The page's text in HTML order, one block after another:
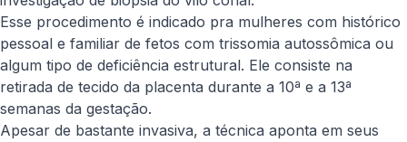
Esse procedimento é indicado pra mulheres com histórico
pessoal e familiar de fetos com trissomia autossômica ou
algum tipo de deficiência estrutural. Ele consiste na
retirada de tecido da placenta durante a 10ª e a 13ª
semanas da gestação.
Apesar de bastante invasiva, a técnica aponta em seus